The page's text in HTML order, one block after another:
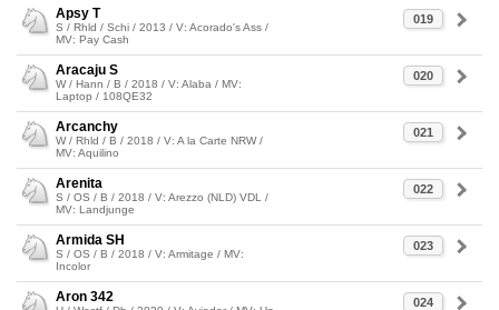
019
Apsy T
S / Rhld / Schi / 2013 / V: Acorado's Ass /
MV: Pay Cash
020
Aracaju S
W / Hann / B / 2018 / V: Alaba / MV:
Laptop / 108QE32
021
Arcanchy
W / Rhld / B / 2018 / V: A la Carte NRW /
MV: Aquilino
022
Arenita
S / OS / B / 2018 / V: Arezzo (NLD) VDL /
MV: Landjunge
023
Armida SH
S / OS / B / 2018 / V: Armitage / MV:
Incolor
024
Aron 342